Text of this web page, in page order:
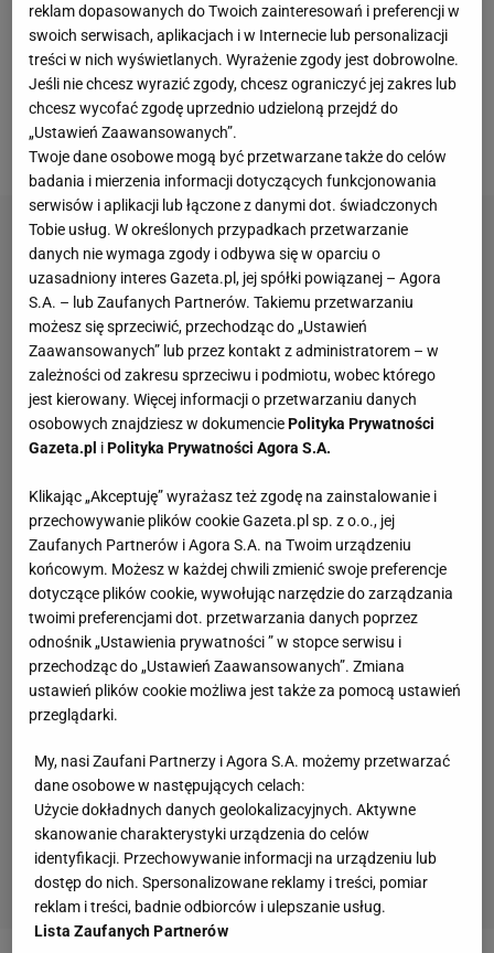
Świątek.Polskatenisistka po rozczarowującymUS
Open usunęła się w cień, nie grała w istotnych
turniejach i postanowiła zmienić trenera. Przez brak
gry spadła na drugie miejsce w rankinguWTA
niezbyt dobrze poszło jej także w WTA Finals.
reklam dopasowanych do Twoich zainteresowań i preferencji w
swoich serwisach, aplikacjach i w Internecie lub personalizacji
treści w nich wyświetlanych. Wyrażenie zgody jest dobrowolne.
Jeśli nie chcesz wyrazić zgody, chcesz ograniczyć jej zakres lub
chcesz wycofać zgodę uprzednio udzieloną przejdź do
„Ustawień Zaawansowanych”.
Twoje dane osobowe mogą być przetwarzane także do celów
badania i mierzenia informacji dotyczących funkcjonowania
serwisów i aplikacji lub łączone z danymi dot. świadczonych
Tobie usług. W określonych przypadkach przetwarzanie
danych nie wymaga zgody i odbywa się w oparciu o
uzasadniony interes Gazeta.pl, jej spółki powiązanej – Agora
S.A. – lub Zaufanych Partnerów. Takiemu przetwarzaniu
możesz się sprzeciwić, przechodząc do „Ustawień
Zaawansowanych” lub przez kontakt z administratorem – w
zależności od zakresu sprzeciwu i podmiotu, wobec którego
jest kierowany. Więcej informacji o przetwarzaniu danych
osobowych znajdziesz w dokumenciePolityka Prywatności
Gazeta.pl iPolityka Prywatności Agora S.A.
Klikając „Akceptuję” wyrażasz też zgodę na zainstalowanie i
przechowywanie plików cookie Gazeta.pl sp. z o.o., jej
Zaufanych Partnerów i Agora S.A. na Twoim urządzeniu
końcowym. Możesz w każdej chwili zmienić swoje preferencje
dotyczące plików cookie, wywołując narzędzie do zarządzania
twoimi preferencjami dot. przetwarzania danych poprzez
odnośnik „Ustawienia prywatności ” w stopce serwisu i
przechodząc do „Ustawień Zaawansowanych”. Zmiana
ustawień plików cookie możliwa jest także za pomocą ustawień
przeglądarki.
My, nasi Zaufani Partnerzy i Agora S.A. możemy przetwarzać
dane osobowe w następujących celach:
Użycie dokładnych danych geolokalizacyjnych. Aktywne
skanowanie charakterystyki urządzenia do celów
identyfikacji. Przechowywanie informacji na urządzeniu lub
dostęp do nich. Spersonalizowane reklamy i treści, pomiar
reklam i treści, badnie odbiorców i ulepszanie usług.
Lista Zaufanych Partnerów